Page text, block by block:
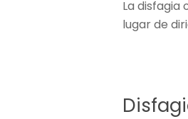
La disfagia
lugar de